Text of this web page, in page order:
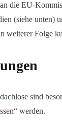
die EU-
(siehe unten)
weiterer Folge
sind
werden.